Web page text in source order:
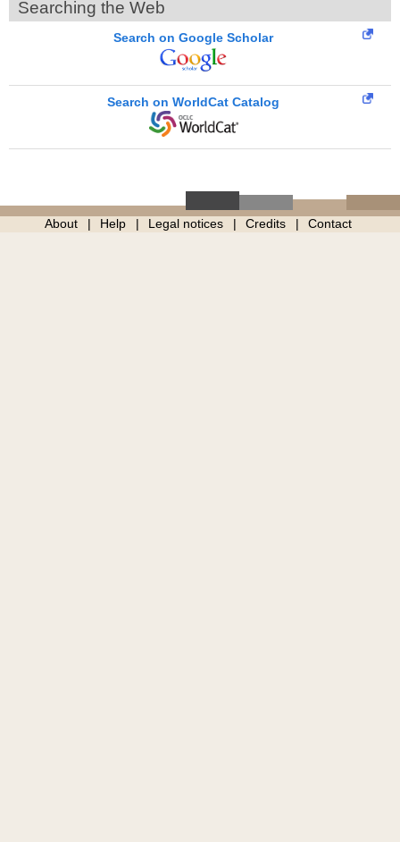
Searching the Web
Search on Google Scholar
Search on WorldCat Catalog
About Help Legal notices Credits Contact